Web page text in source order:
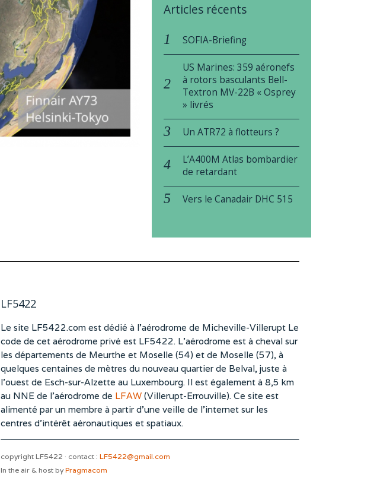
Articles récents
SOFIA-Briefing
US Marines: 359 aéronefs
à rotors basculants Bell-
Textron MV-22B « Osprey
» livrés
Un ATR72 à flotteurs ?
L’A400M Atlas bombardier
de retardant
Vers le Canadair DHC 515
LF5422
Le site LF5422.com est dédié à l’aérodrome de Micheville-Villerupt Le
code de cet aérodrome privé est LF5422. L’aérodrome est à cheval sur
les départements de Meurthe et Moselle (54) et de Moselle (57), à
quelques centaines de mètres du nouveau quartier de Belval, juste à
l’ouest de Esch-sur-Alzette au Luxembourg. Il est également à 8,5 km
au NNE de l’aérodrome de LFAW(Villerupt-Errouville). Ce site est
alimenté par un membre à partir d’une veille de l’internet sur les
centres d’intérêt aéronautiques et spatiaux.
copyright LF5422 · contact : LF5422@gmail.com
In the air & host byPragmacom